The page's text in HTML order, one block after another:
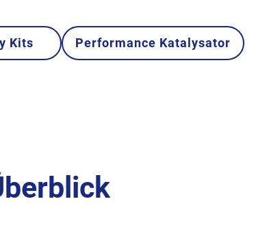
Kits Performance Katalysator